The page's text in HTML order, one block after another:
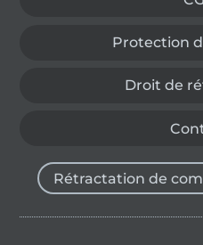
Protection
Droit de
Rétractation de